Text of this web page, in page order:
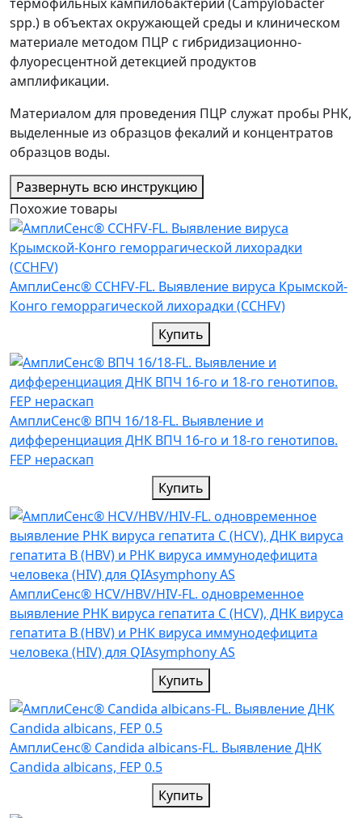
spp.) в объектах окружающей среды и клиническом
материале методом ПЦР с гибридизационно-
флуоресцентной детекцией продуктов
амплификации.
Материалом для проведения ПЦР служат пробы РНК,
выделенные из образцов фекалий и концентратов
образцов воды.
Развернуть всю инструкцию
Похожие товары
АмплиСенс® CCHFV-FL. Выявление вируса Крымской-
Конго геморрагической лихорадки (CCHFV)
Купить
АмплиСенс® ВПЧ 16/18-FL. Выявление и
дифференциация ДНК ВПЧ 16-го и 18-го генотипов.
FEP нераскап
Купить
АмплиСенс® HCV/HBV/HIV-FL. одновременное
выявление РНК вируса гепатита С (HCV), ДНК вируса
гепатита B (HBV) и РНК вируса иммунодефицита
человека (HIV) для QIAsymphony AS
Купить
АмплиСенс® Candida albicans-FL. Выявление ДНК
Candida albicans, FEP 0.5
Купить